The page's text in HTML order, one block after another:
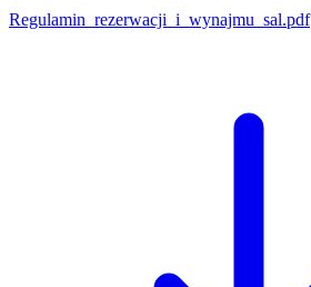
Regulamin_rezerwacji_i_wynajmu_sal.pdf